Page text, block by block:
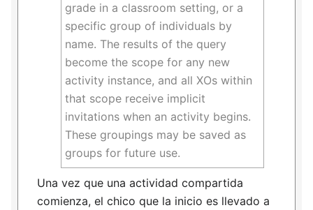
grade in a classroom setting, or a
specific group of individuals by
name. The results of the query
become the scope for any new
activity instance, and all XOs within
that scope receive implicit
invitations when an activity begins.
These groupings may be saved as
groups for future use.
Una vez que una actividad compartida
comienza, el chico que la inicio es llevado a